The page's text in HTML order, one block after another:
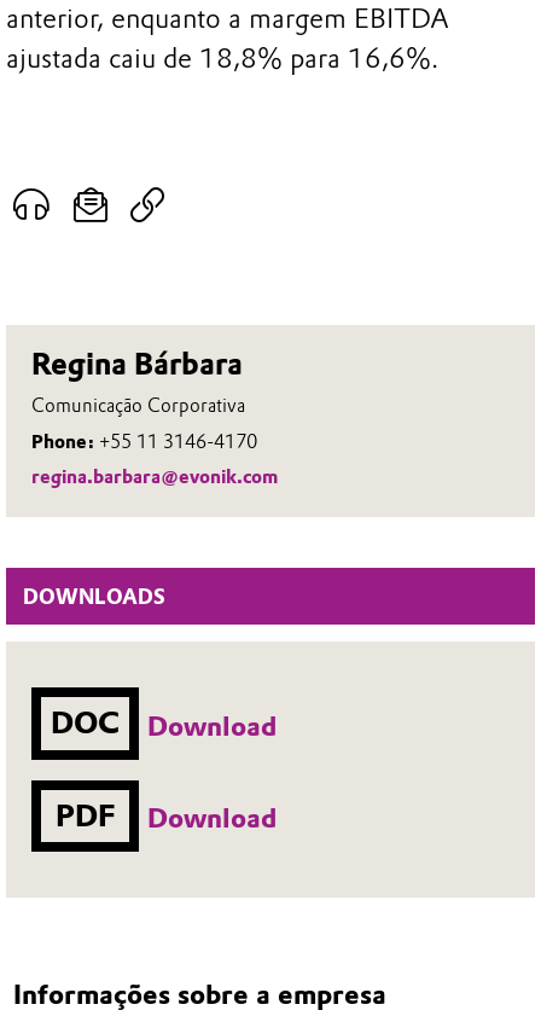
Regina Bárbara
Comunicação Corporativa
Phone: +55 11 3146-4170
regina.barbara@evonik.com
DOWNLOADS
DOC Download
PDF Download
anterior, enquanto a margem EBITDA
ajustada caiu de 18,8% para 16,6%.
Informações sobre a empresa